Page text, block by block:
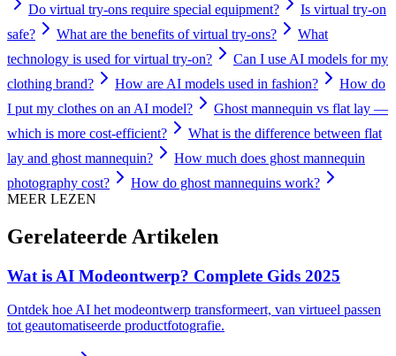
Do virtual try-ons require special equipment?
Is virtual try-on
safe?
What are the benefits of virtual try-ons?
What
technology is used for virtual try-on?
Can I use AI models for my
clothing brand?
How are AI models used in fashion?
How do
I put my clothes on an AI model?
Ghost mannequin vs flat lay —
which is more cost-efficient?
What is the difference between flat
lay and ghost mannequin?
How much does ghost mannequin
photography cost?
How do ghost mannequins work?
MEER LEZEN
Gerelateerde Artikelen
Wat is AI Modeontwerp? Complete Gids 2025
Ontdek hoe AI het modeontwerp transformeert, van virtueel passen
tot geautomatiseerde productfotografie.